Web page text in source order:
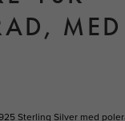
Sterling Silver med